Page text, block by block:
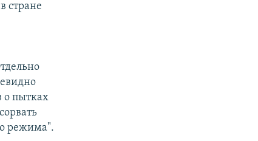
стране
о пытках
режима".